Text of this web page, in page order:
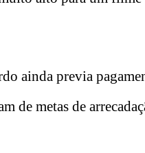
ainda previa
de metas de